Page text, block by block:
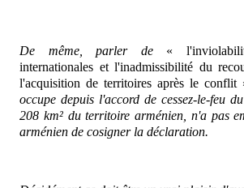
De même, parler de«
internationales et l'inadmissibilité du
l'acquisition de territoires après le conflit
occupe depuis l'accord de cessez-le-feu
208 km² du territoire arménien, n'a pas
arménien de cosigner la déclaration.